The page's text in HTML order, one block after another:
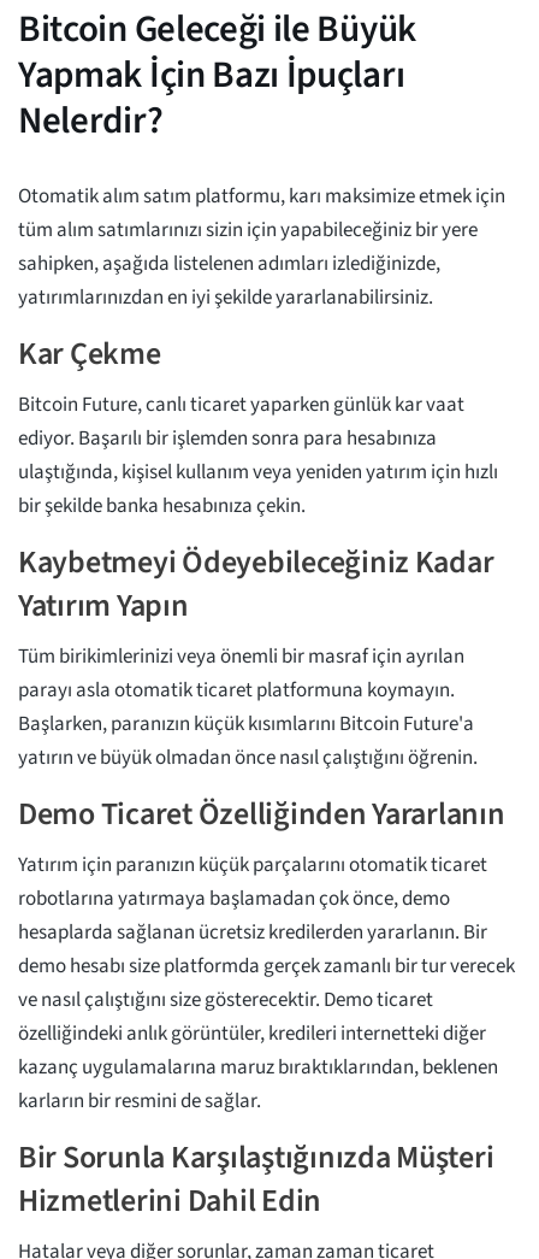
Bitcoin Geleceği ile Büyük
Yapmak İçin Bazı İpuçları
Nelerdir?
Otomatik alım satım platformu, karı maksimize etmek için
tüm alım satımlarınızı sizin için yapabileceğiniz bir yere
sahipken, aşağıda listelenen adımları izlediğinizde,
yatırımlarınızdan en iyi şekilde yararlanabilirsiniz.
Kar Çekme
Bitcoin Future, canlı ticaret yaparken günlük kar vaat
ediyor. Başarılı bir işlemden sonra para hesabınıza
ulaştığında, kişisel kullanım veya yeniden yatırım için hızlı
bir şekilde banka hesabınıza çekin.
Kaybetmeyi Ödeyebileceğiniz Kadar
Yatırım Yapın
Tüm birikimlerinizi veya önemli bir masraf için ayrılan
parayı asla otomatik ticaret platformuna koymayın.
Başlarken, paranızın küçük kısımlarını Bitcoin Future'a
yatırın ve büyük olmadan önce nasıl çalıştığını öğrenin.
Demo Ticaret Özelliğinden Yararlanın
Yatırım için paranızın küçük parçalarını otomatik ticaret
robotlarına yatırmaya başlamadan çok önce, demo
hesaplarda sağlanan ücretsiz kredilerden yararlanın. Bir
demo hesabı size platformda gerçek zamanlı bir tur verecek
ve nasıl çalıştığını size gösterecektir. Demo ticaret
özelliğindeki anlık görüntüler, kredileri internetteki diğer
kazanç uygulamalarına maruz bıraktıklarından, beklenen
karların bir resmini de sağlar.
Bir Sorunla Karşılaştığınızda Müşteri
Hizmetlerini Dahil Edin
Hatalar veya diğer sorunlar, zaman zaman ticaret